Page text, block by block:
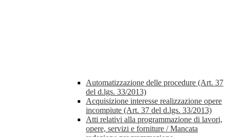
Automatizzazione delle procedure (Art. 37
del d.lgs. 33/2013)
Acquisizione interesse realizzazione opere
incompiute (Art. 37 del d.lgs. 33/2013)
Atti relativi alla programmazione di lavori,
opere, servizi e forniture / Mancata